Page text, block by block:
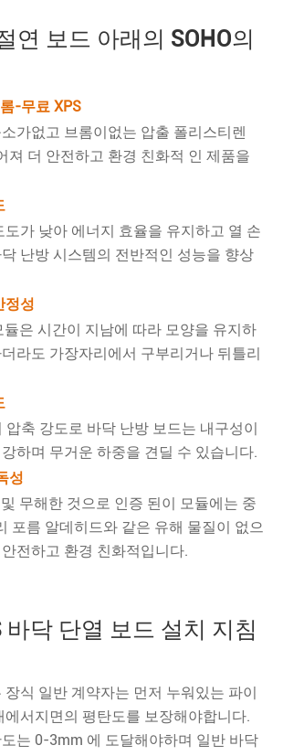
연 보드 아래의 SOHO의
-무료 XPS
가없고 브롬이없는 압출 폴리스티렌
져 더 안전하고 환경 친화적 인 제품을
도가 낮아 에너지 효율을 유지하고 열 손
난방 시스템의 전반적인 성능을 향상
정성
듈은 시간이 지남에 따라 모양을 유지하
라도 가장자리에서 구부리거나 뒤틀리
압축 강도로 바닥 난방 보드는 내구성이
하며 무거운 하중을 견딜 수 있습니다.
성
무해한 것으로 인증 된이 모듈에는 중
포름 알데히드와 같은 유해 물질이 없으
전하고 환경 친화적입니다.
바닥 단열 보드 설치 지침
장식 일반 계약자는 먼저 누워있는 파이
에서지면의 평탄도를 보장해야합니다.
는 0-3mm 에 도달해야하며 일반 바닥